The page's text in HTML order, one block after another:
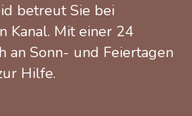
betreut Sie bei
Kanal. Mit einer 24
an Sonn- und Feiertagen
Hilfe.